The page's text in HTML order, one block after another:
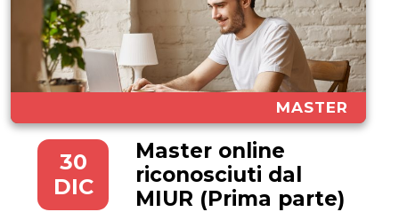
MASTER
30
DIC
Master online
riconosciuti dal
MIUR (Prima parte)